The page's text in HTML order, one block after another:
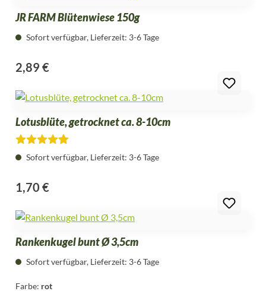
Sofort verfügbar, Lieferzeit: 3-6 Tage
JR FARM Blütenwiese 150g
Regulärer Preis:
2,89 €
Durchschnittliche Bewertung von 4.7 von 5 Sternen
Sofort verfügbar, Lieferzeit: 3-6 Tage
Lotusblüte, getrocknet ca. 8-10cm
Regulärer Preis:
1,70 €
Sofort verfügbar, Lieferzeit: 3-6 Tage
Rankenkugel bunt Ø 3,5cm
Farbe: rot